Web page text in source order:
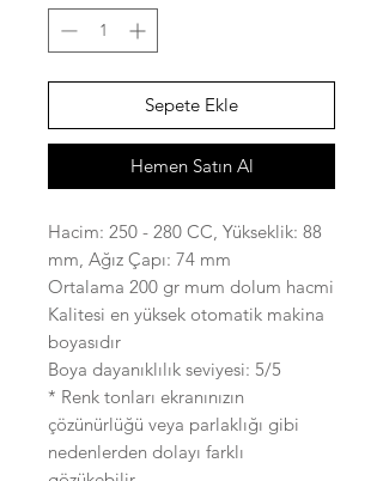
Sepete Ekle
Hemen Satın Al
Hacim: 250 - 280 CC, Yükseklik: 88
mm, Ağız Çapı: 74 mm
Ortalama 200 gr mum dolum hacmi
Kalitesi en yüksek otomatik makina
boyasıdır
Boya dayanıklılık seviyesi: 5/5
* Renk tonları ekranınızın
çözünürlüğü veya parlaklığı gibi
nedenlerden dolayı farklı